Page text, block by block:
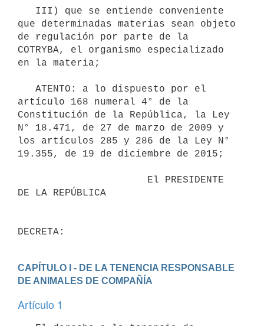
que determinadas materias sean objeto
de regulación por parte de la
COTRYBA, el organismo especializado
en la materia;
artículo 168 numeral 4° de la
Constitución de la República, la Ley
N° 18.471, de 27 de marzo de 2009 y
los artículos 285 y 286 de la Ley N°
19.355, de 19 de diciembre de 2015;
DE LA REPÚBLICA
DECRETA:
CAPÍTULO I - DE LA TENENCIA RESPONSABLE
DE ANIMALES DE COMPAÑÍA
Artículo 1